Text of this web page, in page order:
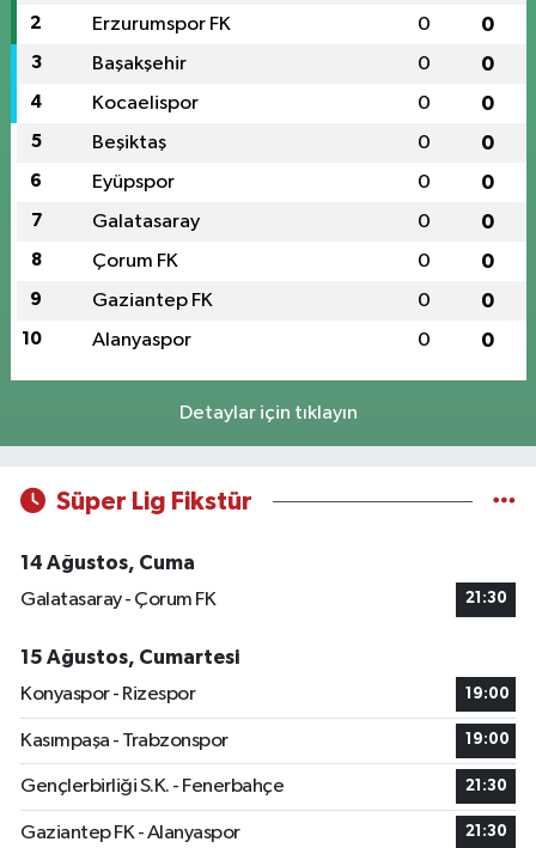
2 Erzurumspor FK 0 0
3 Başakşehir 0 0
4 Kocaelispor 0 0
5 Beşiktaş 0 0
6 Eyüpspor 0 0
7 Galatasaray 0 0
8 Çorum FK 0 0
9 Gaziantep FK 0 0
10 Alanyaspor 0 0
Detaylar için tıklayın
Süper Lig Fikstür
14 Ağustos, Cuma
Galatasaray - Çorum FK
21:30
15 Ağustos, Cumartesi
Konyaspor - Rizespor
19:00
Kasımpaşa - Trabzonspor 19:00
Gençlerbirliği S.K. - Fenerbahçe 21:30
Gaziantep FK - Alanyaspor 21:30